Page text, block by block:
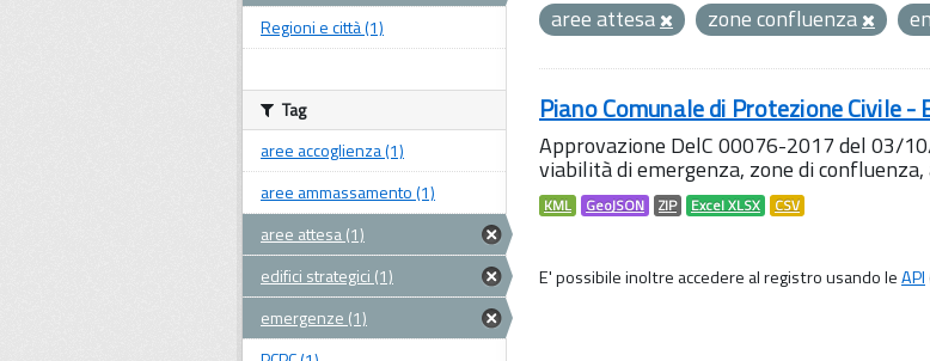
aree attesa
zone confluenza
Piano Comunale di Protezione Civile
Approvazione DelC 00076-2017 del 03/
viabilità di emergenza, zone di
KML GeoJSON ZIP Excel XLSX CSV
E' possibile inoltre accedere al registro usando leAPI
Regioni e città (1)
Tag
aree accoglienza (1)
aree ammassamento (1)
aree attesa (1)
edifici strategici (1)
emergenze (1)